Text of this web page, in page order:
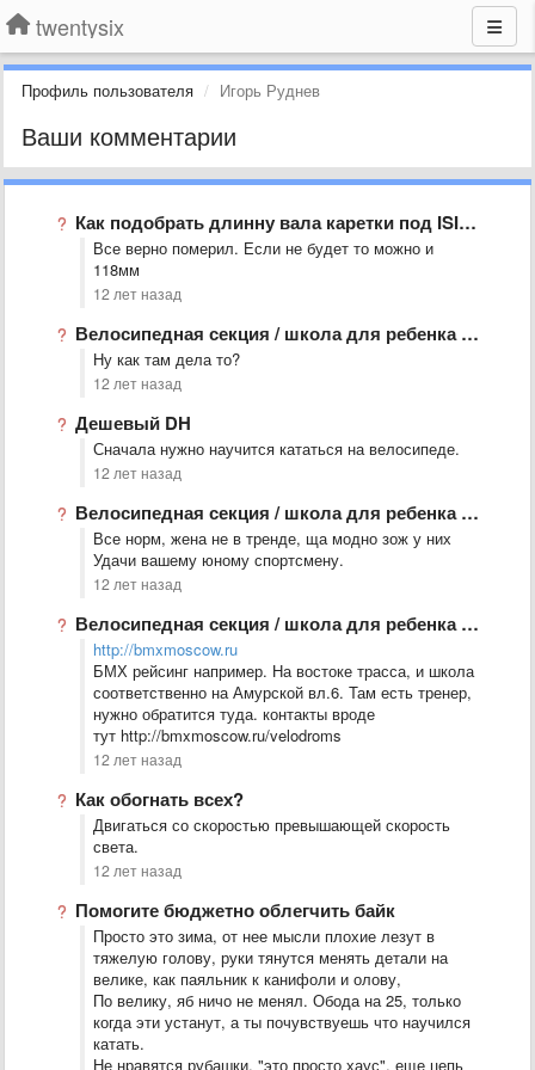
twentysix
Профиль пользователя Игорь Руднев
Ваши комментарии
Как подобрать длинну вала каретки под ISIS? Сейчас стоит под …
Все верно померил. Если не будет то можно и
118мм
12 лет назад
Велосипедная секция / школа для ребенка в Москве
Ну как там дела то?
12 лет назад
Дешевый DH
Сначала нужно научится кататься на велосипеде.
12 лет назад
Велосипедная секция / школа для ребенка в Москве
Все норм, жена не в тренде, ща модно зож у них
Удачи вашему юному спортсмену.
12 лет назад
Велосипедная секция / школа для ребенка в Москве
http://bmxmoscow.ru
БМХ рейсинг например. На востоке трасса, и школа
соответственно на Амурской вл.6. Там есть тренер,
нужно обратится туда. контакты вроде
тут http://bmxmoscow.ru/velodroms
12 лет назад
Как обогнать всех?
Двигаться со скоростью превышающей скорость
света.
12 лет назад
Помогите бюджетно облегчить байк
Просто это зима, от нее мысли плохие лезут в
тяжелую голову, руки тянутся менять детали на
велике, как паяльник к канифоли и олову,
По велику, яб ничо не менял. Обода на 25, только
когда эти устанут, а ты почувствуешь что научился
катать.
Не нравятся рубашки, "это просто хаус", еще цепь